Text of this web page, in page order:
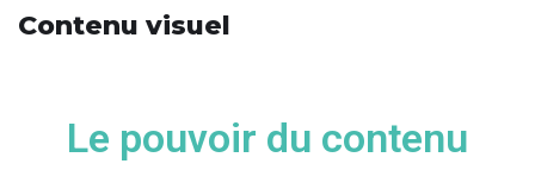
Contenu visuel
Le pouvoir du contenu